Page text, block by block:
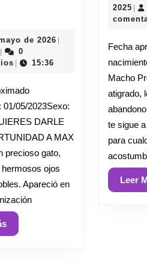
de 2026 26
admin
0
15:36
01/05/2023Sexo:
DARLE
A MAX
precioso gato,
ojos
Apareció en
Leer
Más
2025 25
de
Fecha
Macho
atigrado,
te sigue
para
Leer